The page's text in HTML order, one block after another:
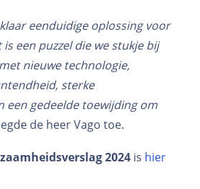
eenduidige oplossing voor
een puzzel die we stukje bij
nieuwe technologie,
sterke
een gedeelde toewijding om
de heer Vago toe.
2024 is hier